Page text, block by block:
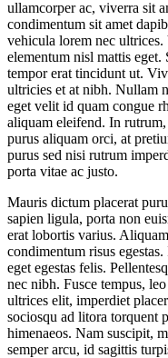
ullamcorper ac, viverra sit
condimentum sit amet
vehicula lorem nec
elementum nisl mattis
tempor erat tincidunt ut.
ultricies et at nibh. Nullam
eget velit id quam congue
aliquam eleifend. In
purus aliquam orci, at
purus sed nisi rutrum
porta vitae ac justo.
Mauris dictum placerat
sapien ligula, porta non
erat lobortis varius.
condimentum risus
eget egestas felis.
nec nibh. Fusce tempus,
ultrices elit, imperdiet
sociosqu ad litora torquent
himenaeos. Nam suscipit,
semper arcu, id sagittis